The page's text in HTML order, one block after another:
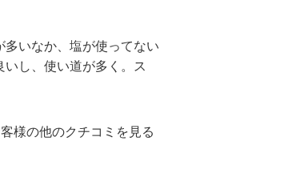
いなか、塩が使ってない
し、使い道が多く。ス
様の他のクチコミを見る